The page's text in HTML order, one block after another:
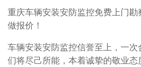
重庆车辆安装安防监控免费上门勘
做报价！
车辆安装安防监控信誉至上，一
们将尽己所能，本着诚挚的敬业